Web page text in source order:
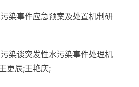
染事件应急预案及处置机制研
染谈突发性水污染事件处理机
更辰;王艳庆;